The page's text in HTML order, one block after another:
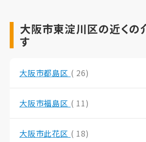
大阪市東淀川区の近くの
す
大阪市都島区 ( 26)
大阪市福島区 ( 11)
大阪市此花区 ( 18)